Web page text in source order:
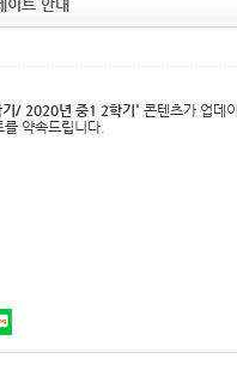
이트 안내
기/ 2020년 중1 2학기' 콘텐츠가 업데
약속드립니다.